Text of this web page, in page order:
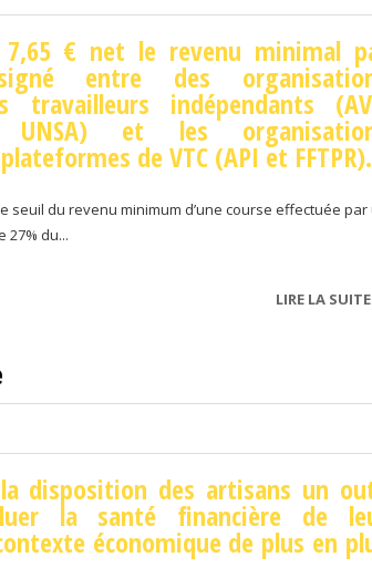
€ net le revenu minimal
entre des
travailleurs indépendants
UNSA) et les
de VTC (API et FFTPR).
seuil du revenu minimum d’une course effectuée par
27% du...
LIRE LA SUITE
disposition des artisans un
la santé financière de
économique de plus en